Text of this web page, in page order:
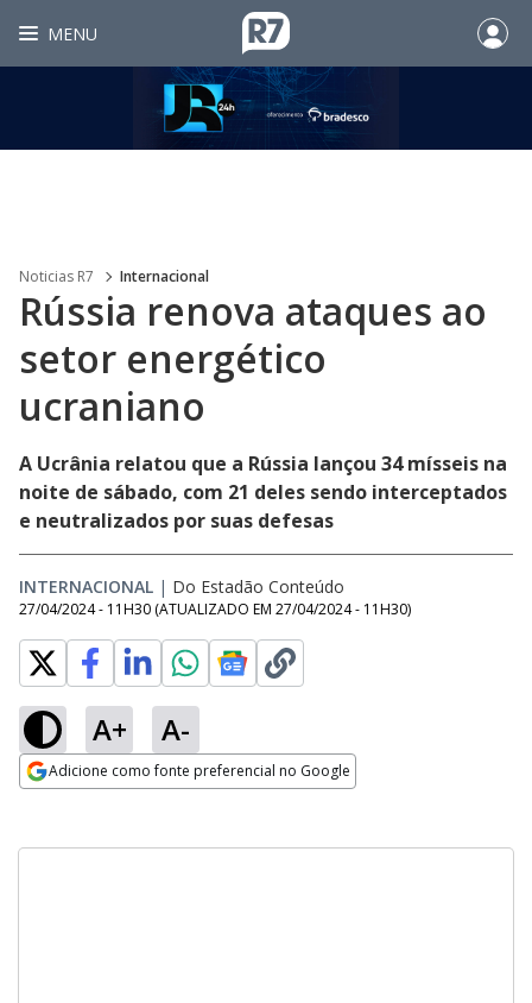
MENU
Noticias R7 Internacional
Rússia renova ataques ao
setor energético
ucraniano
A Ucrânia relatou que a Rússia lançou 34 mísseis na
noite de sábado, com 21 deles sendo interceptados
e neutralizados por suas defesas
INTERNACIONAL | Do Estadão Conteúdo
27/04/2024 - 11H30 (ATUALIZADO EM 27/04/2024 - 11H30)
A+ A-
Adicione como fonte preferencial no Google